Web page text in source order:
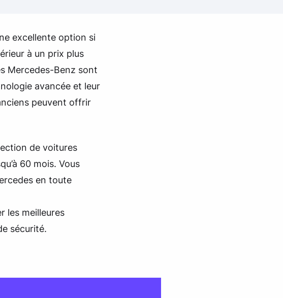
excellente option si
à un prix plus
Mercedes-Benz sont
avancée et leur
peuvent offrir
de voitures
60 mois. Vous
en toute
les meilleures
sécurité.